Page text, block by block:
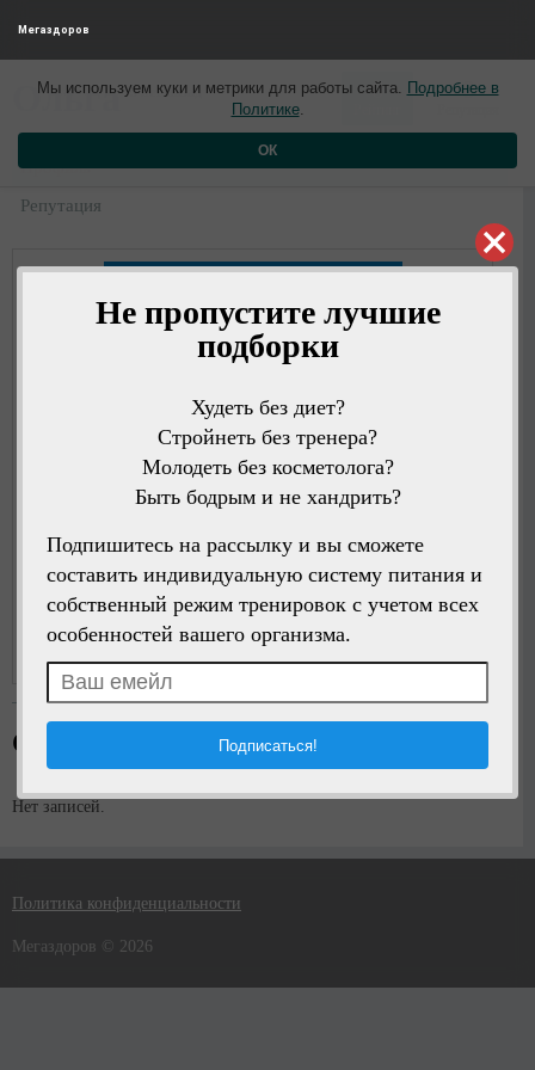
Не пропустите лучшие
подборки
Худеть без диет?
Стройнеть без тренера?
Молодеть без косметолога?
Быть бодрым и не хандрить?
Подпишитесь на рассылку и вы сможете
составить индивидуальную систему питания и
собственный режим тренировок с учетом всех
особенностей вашего организма.
Мегаздоров
Мы используем куки и метрики для работы сайта. Подробнее в
Политике.
ОК
Ольга5 лет назад 0
0
Профиль
Репутация
Написать сообщение
Стена пользователя
Нет записей.
Политика конфиденциальности
Мегаздоров © 2026